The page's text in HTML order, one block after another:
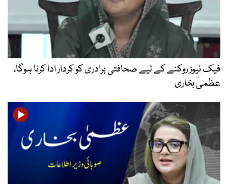
فیک نیوز روکنے کے لیے صحافتی برادری کو کردار ادا کرنا ہوگا،
عظمیٰ بخاری